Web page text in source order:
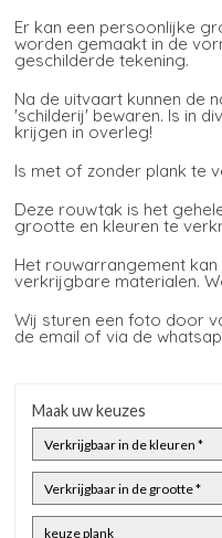
Er kan een persoonlijke
worden gemaakt in de
geschilderde tekening.
Na de uitvaart kunnen de
'schilderij' bewaren. Is in
krijgen in overleg!
Is met of zonder plank te
Deze rouwtak is het
grootte en kleuren te
Het rouwarrangement
verkrijgbare materialen.
Wij sturen een foto door
de email of via de
Maak uw keuzes